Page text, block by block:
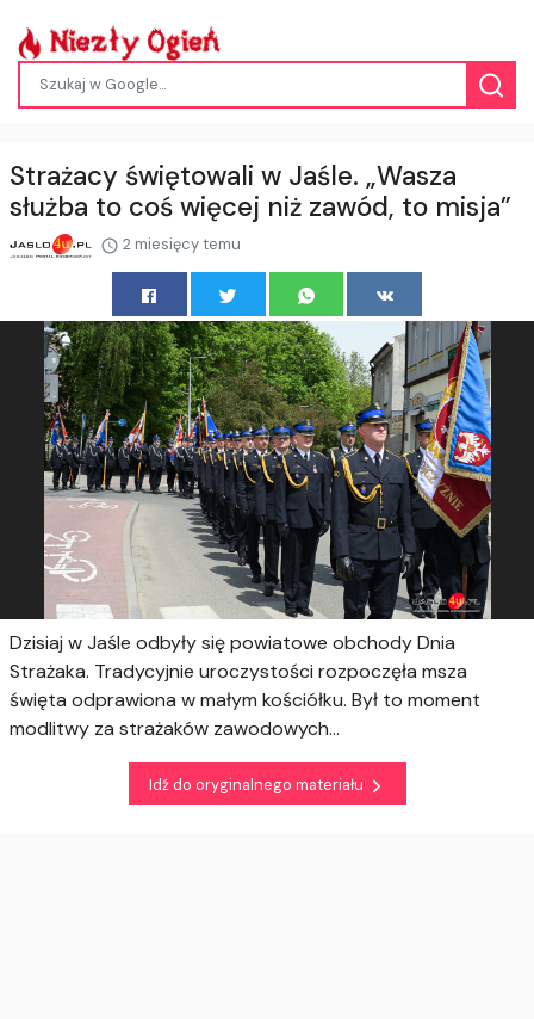
Strażacy świętowali w Jaśle. „Wasza
służba to coś więcej niż zawód, to misja”
2 miesięcy temu
Dzisiaj w Jaśle odbyły się powiatowe obchody Dnia
Strażaka. Tradycyjnie uroczystości rozpoczęła msza
święta odprawiona w małym kościółku. Był to moment
modlitwy za strażaków zawodowych...
Idź do oryginalnego materiału